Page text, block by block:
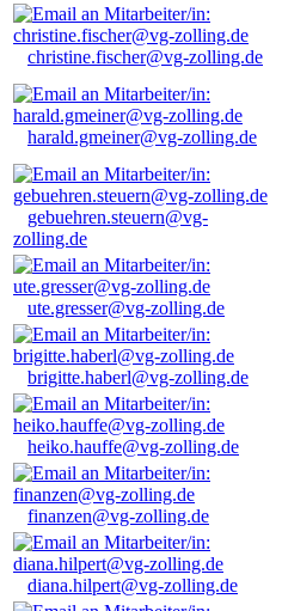
christine.fischer@vg-zolling.de
harald.gmeiner@vg-zolling.de
gebuehren.steuern@vg-
zolling.de
ute.gresser@vg-zolling.de
brigitte.haberl@vg-zolling.de
heiko.hauffe@vg-zolling.de
finanzen@vg-zolling.de
diana.hilpert@vg-zolling.de